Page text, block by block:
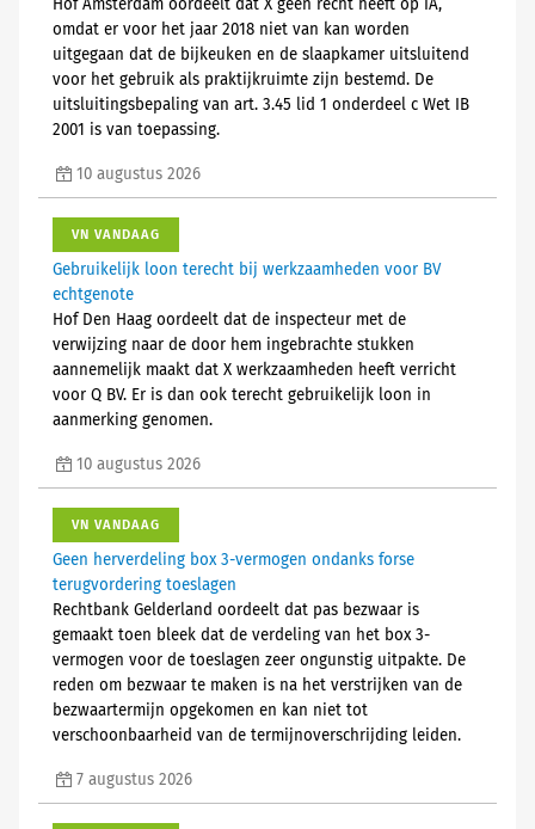
Hof Amsterdam oordeelt dat X geen recht heeft op IA,
omdat er voor het jaar 2018 niet van kan worden
uitgegaan dat de bijkeuken en de slaapkamer uitsluitend
voor het gebruik als praktijkruimte zijn bestemd. De
uitsluitingsbepaling van art. 3.45 lid 1 onderdeel c Wet IB
2001 is van toepassing.
10 augustus 2026
VN VANDAAG
Gebruikelijk loon terecht bij werkzaamheden voor BV
echtgenote
Hof Den Haag oordeelt dat de inspecteur met de
verwijzing naar de door hem ingebrachte stukken
aannemelijk maakt dat X werkzaamheden heeft verricht
voor Q BV. Er is dan ook terecht gebruikelijk loon in
aanmerking genomen.
10 augustus 2026
VN VANDAAG
Geen herverdeling box 3-vermogen ondanks forse
terugvordering toeslagen
Rechtbank Gelderland oordeelt dat pas bezwaar is
gemaakt toen bleek dat de verdeling van het box 3-
vermogen voor de toeslagen zeer ongunstig uitpakte. De
reden om bezwaar te maken is na het verstrijken van de
bezwaartermijn opgekomen en kan niet tot
verschoonbaarheid van de termijnoverschrijding leiden.
7 augustus 2026